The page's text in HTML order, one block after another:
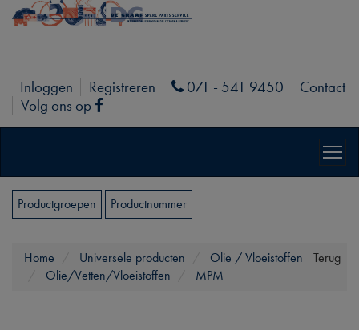
Inloggen Registreren Phone
071 - 541 9450
Contact
Volg ons op
Facebook
Productgroepen Productnummer
Terug
Home Universele producten
Olie / Vloeistoffen
Olie/Vetten/Vloeistoffen
MPM